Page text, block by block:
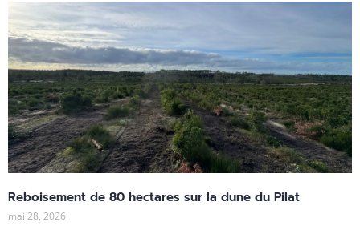
Reboisement de 80 hectares sur la dune du Pilat
mai 28, 2026